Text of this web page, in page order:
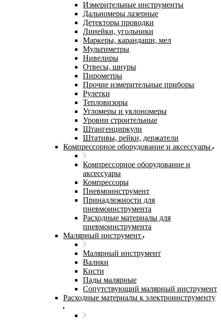
Измерительные инструменты
Дальномеры лазерные
Детекторы проводки
Линейки, угольники
Маркеры, карандаши, мел
Мультиметры
Нивелиры
Отвесы, шнуры
Пирометры
Прочие измерительные приборы
Рулетки
Тепловизоры
Угломеры и уклономеры
Уровни строительные
Штангенциркули
Штативы, рейки, держатели
Компрессорное оборудование и аксессуары
Компрессорное оборудование и
аксессуары
Компрессоры
Пневмоинструмент
Принадлежности для
пневмоинструмента
Расходные материалы для
пневмоинструмента
Малярный инструмент
Малярный инструмент
Валики
Кисти
Пады малярные
Сопутствующий малярный инструмент
Расходные материалы к электроинструменту